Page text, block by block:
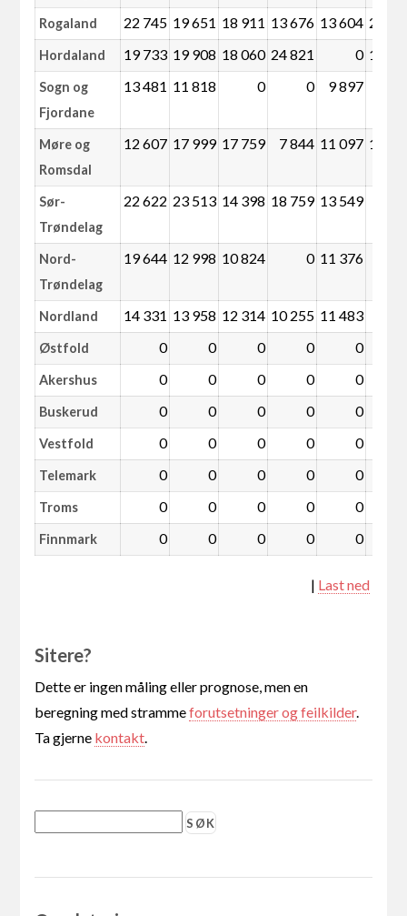
Rogaland 22 745 19 651 18 911 13 676 13 604 24
Hordaland 19 733 19 908 18 060 24 821 0 16
Sogn og
Fjordane
13 481 11 818 0 0 9 897
Møre og
Romsdal
12 607 17 999 17 759 7 844 11 097 10
Sør-
Trøndelag
22 622 23 513 14 398 18 759 13 549
Nord-
Trøndelag
19 644 12 998 10 824 0 11 376
Nordland 14 331 13 958 12 314 10 255 11 483
Østfold 0 0 0 0 0
Akershus 0 0 0 0 0
Buskerud 0 0 0 0 0
Vestfold 0 0 0 0 0
Telemark 0 0 0 0 0
Troms 0 0 0 0 0
Finnmark 0 0 0 0 0
| Last ned
Sitere?
Dette er ingen måling eller prognose, men en
beregning med strammeforutsetninger og feilkilder.
Ta gjerne kontakt